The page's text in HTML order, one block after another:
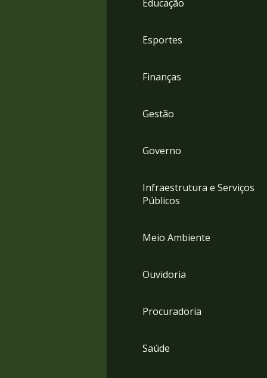
Educação
Esportes
Finanças
Gestão
Governo
Infraestrutura e Serviços
Públicos
Meio Ambiente
Ouvidoria
Procuradoria
Saúde